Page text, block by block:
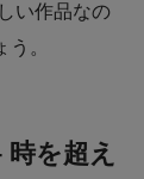
い作品なの
。
を超え